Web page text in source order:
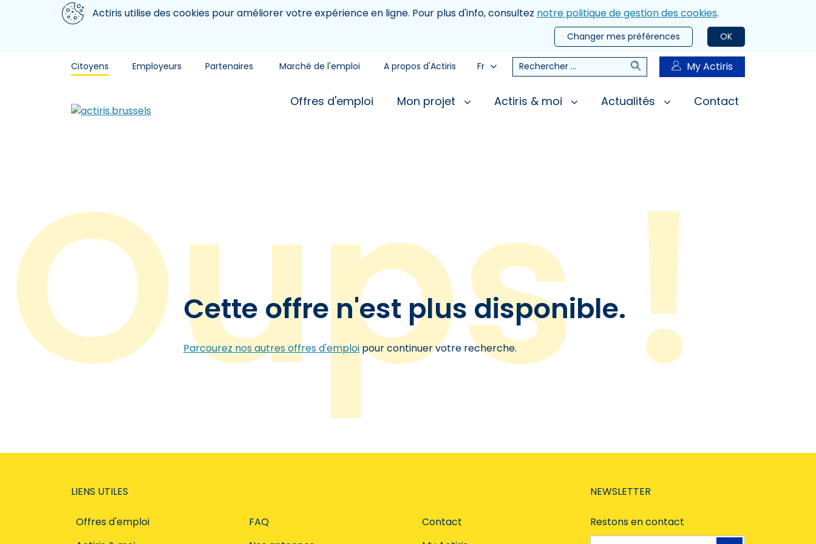
Aller au contenu principal
Nous utilisons des cookiesActiris utilise des cookies pour améliorer votre expérience en ligne. Pour plus d'info, consultez notre politique de gestion des cookies.
OK
Changer mes préférences
Citoyens Employeurs Partenaires Marché de l'emploi A propos d'Actiris Fr Rechercher RechercherMy Actiris
Offres d'emploi Mon projet Actiris & moi Actualités Contact
Cette offre n'est plus disponible.
Parcourez nos autres offres d'emploipour continuer votre recherche.
LIENS UTILES
Offres d'emploi
FAQ
Contact
NEWSLETTER
Restons en contact